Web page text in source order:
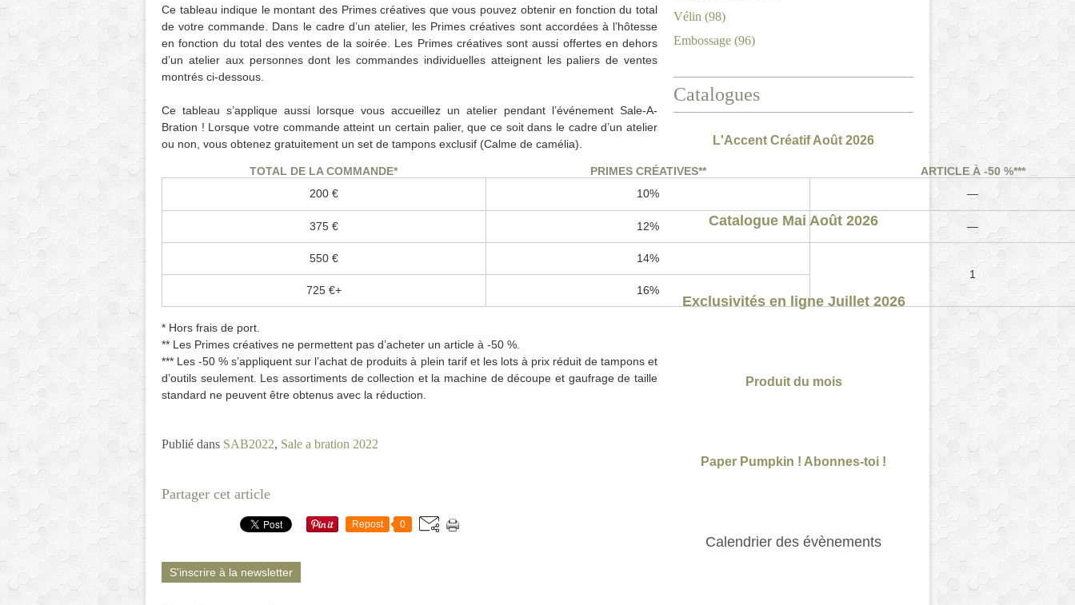
Ce tableau indique le montant des Primes créatives que vous pouvez obtenir en fonction du total
de votre commande. Dans le cadre d’un atelier, les Primes créatives sont accordées à l’hôtesse
en fonction du total des ventes de la soirée. Les Primes créatives sont aussi offertes en dehors
d’un atelier aux personnes dont les commandes individuelles atteignent les paliers de ventes
montrés ci-dessous.
Ce tableau s’applique aussi lorsque vous accueillez un atelier pendant l’événement Sale-A-
Bration ! Lorsque votre commande atteint un certain palier, que ce soit dans le cadre d’un atelier
ou non, vous obtenez gratuitement un set de tampons exclusif (Calme de camélia).
TOTAL DE LA COMMANDE* PRIMES CRÉATIVES**
ARTICLE À -50 %***
200 €
10% —
375 € 12% —
550 €
14%
1
725 €+
16%
* Hors frais de port.
** Les Primes créatives ne permettent pas d’acheter un article à -50 %.
*** Les -50 % s’appliquent sur l’achat de produits à plein tarif et les lots à prix réduit de tampons et
d’outils seulement. Les assortiments de collection et la machine de découpe et gaufrage de taille
standard ne peuvent être obtenus avec la réduction.
Publié dans SAB2022, Sale a bration 2022
Partager cet article
Repost 0
S'inscrire à la newsletter
Vélin (98)
Embossage (96)
Catalogues
L'Accent Créatif Août 2026
Catalogue Mai Août 2026
Exclusivités en ligne Juillet 2026
Produit du mois
Paper Pumpkin ! Abonnes-toi !
Calendrier des évènements